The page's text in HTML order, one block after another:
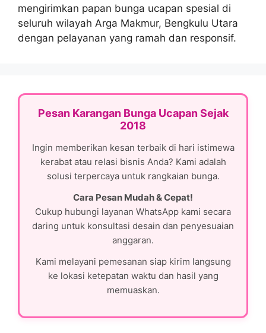
mengirimkan papan bunga ucapan spesial di
seluruh wilayah Arga Makmur, Bengkulu Utara
dengan pelayanan yang ramah dan responsif.
Pesan Karangan Bunga Ucapan Sejak
2018
Ingin memberikan kesan terbaik di hari istimewa
kerabat atau relasi bisnis Anda? Kami adalah
solusi terpercaya untuk rangkaian bunga.
Cara Pesan Mudah & Cepat!
Cukup hubungi layanan WhatsApp kami secara
daring untuk konsultasi desain dan penyesuaian
anggaran.
Kami melayani pemesanan siap kirim langsung
ke lokasi ketepatan waktu dan hasil yang
memuaskan.